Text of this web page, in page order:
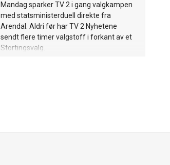
Mandag sparker TV 2 i gang valgkampen
med statsministerduell direkte fra
Arendal. Aldri før har TV 2 Nyhetene
sendt flere timer valgstoff i forkant av et
Stortingsvalg.